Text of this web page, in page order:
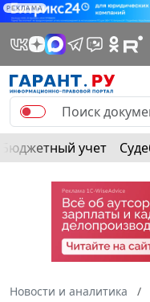
РЕКЛАМА
Бюджетный учет
Новости и аналитика